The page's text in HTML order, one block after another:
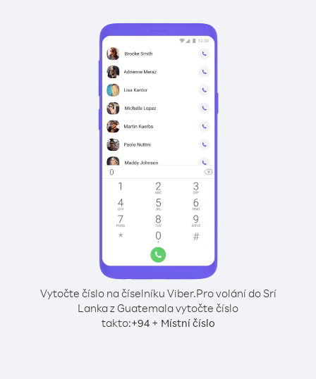
Vytočte číslo na číselníku Viber.Pro volání do Srí
Lanka z Guatemala vytočte číslo
takto:+94+ Místní číslo